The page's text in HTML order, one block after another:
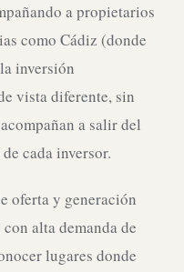
a propietarios
como Cádiz (donde
inversión
vista diferente, sin
a salir del
cada inversor.
oferta y generación
alta demanda de
lugares donde